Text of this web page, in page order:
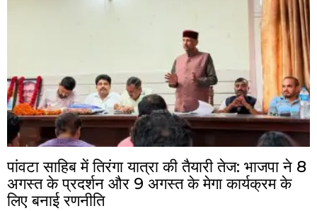
पांवटा साहिब में तिरंगा यात्रा की तैयारी तेज: भाजपा ने 8
अगस्त के प्रदर्शन और 9 अगस्त के मेगा कार्यक्रम के
लिए बनाई रणनीति